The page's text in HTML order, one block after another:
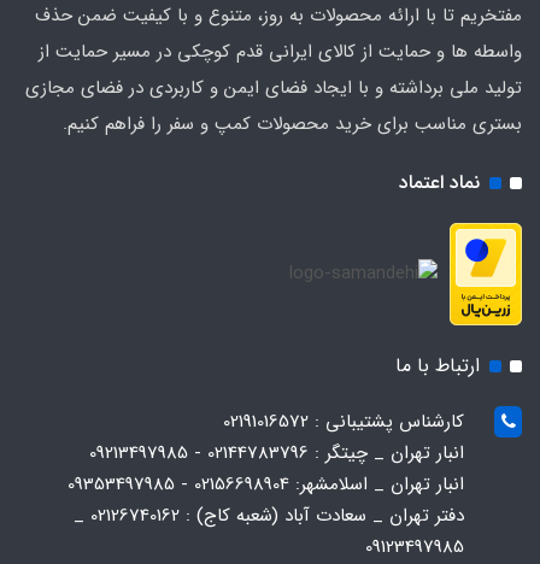
نماد اعتماد
مفتخریم تا با ارائه محصولات به روز، متنوع و با کیفیت ضمن حذف
واسطه ها و حمایت از کالای ایرانی قدم کوچکی در مسیر حمایت از
تولید ملی برداشته و با ایجاد فضای ایمن و کاربردی در فضای مجازی
بستری مناسب برای خرید محصولات کمپ و سفر را فراهم کنیم.
ارتباط با ما
کارشناس پشتیبانی : 02191016572
انبار تهران _ چیتگر : 02144783796 - 09213497985
انبار تهران _ اسلامشهر: 02156698904 - 09353497985
دفتر تهران _ سعادت آباد (شعبه کاج) : 02126740162 _
09123497985